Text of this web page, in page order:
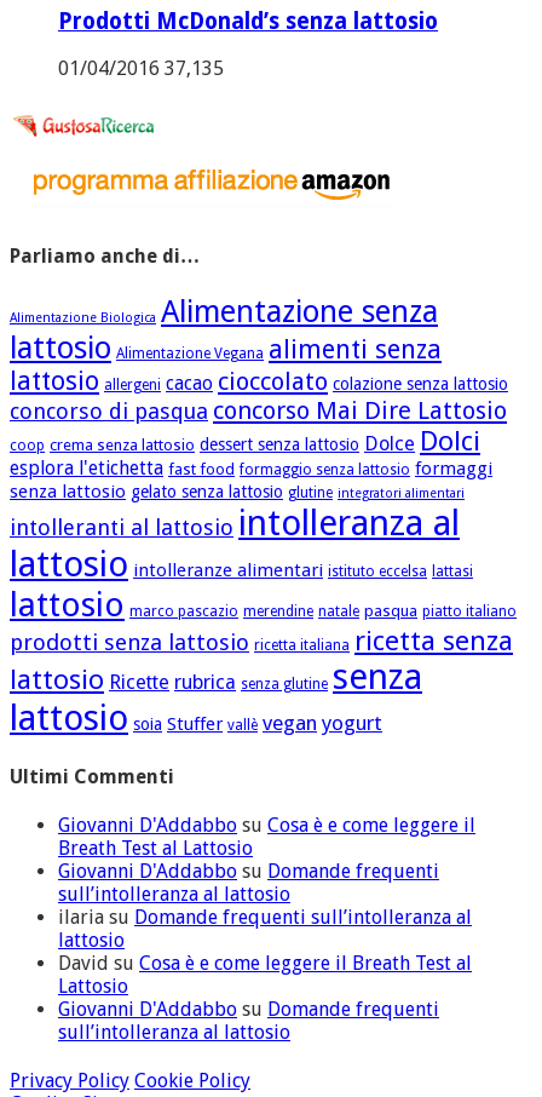
Prodotti McDonald’s senza lattosio
01/04/2016 37,135
Parliamo anche di…
Alimentazione Biologica Alimentazione senza
lattosio Alimentazione Vegana alimenti senza
lattosio allergeni cacao cioccolato colazione senza lattosio
concorso di pasqua concorso Mai Dire Lattosio
coop crema senza lattosio dessert senza lattosio Dolce Dolci
esplora l'etichetta fast food formaggio senza lattosio formaggi
senza lattosio gelato senza lattosio glutine integratori alimentari
intolleranti al lattosio intolleranza al
lattosio intolleranze alimentari istituto eccelsa lattasi
lattosio marco pascazio merendine natale pasqua piatto italiano
prodotti senza lattosio ricetta italiana ricetta senza
lattosio Ricette rubrica senza glutine senza
lattosio soia Stuffer vallè vegan yogurt
Ultimi Commenti
Giovanni D'Addabbo su Cosa è e come leggere il
Breath Test al Lattosio
Giovanni D'Addabbo su Domande frequenti
sull’intolleranza al lattosio
ilaria su Domande frequenti sull’intolleranza al
lattosio
David su Cosa è e come leggere il Breath Test al
Lattosio
Giovanni D'Addabbo su Domande frequenti
sull’intolleranza al lattosio
Privacy Policy Cookie Policy